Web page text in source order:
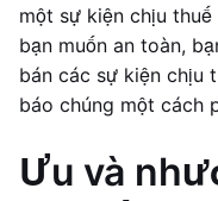
một sự kiện chịu
bạn muốn an toàn,
bán các sự kiện chịu
báo chúng một cách
Ưu và